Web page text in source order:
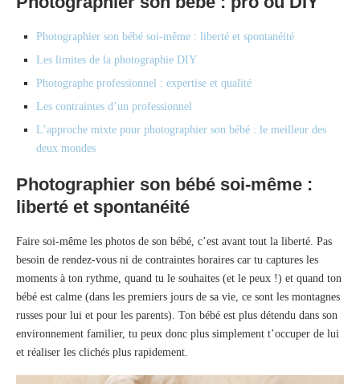
Photographier son bébé soi-même : liberté et spontanéité
Les limites de la photographie DIY
Photographe professionnel : expertise et qualité
Les contraintes d’un professionnel
L’approche mixte pour photographier son bébé : le meilleur des
deux mondes
Photographier son bébé soi-même :
liberté et spontanéité
Faire soi-même les photos de son bébé, c’est avant tout la liberté. Pas
besoin de rendez-vous ni de contraintes horaires car tu captures les
moments à ton rythme, quand tu le souhaites (et le peux !) et quand ton
bébé est calme (dans les premiers jours de sa vie, ce sont les montagnes
russes pour lui et pour les parents). Ton bébé est plus détendu dans son
environnement familier, tu peux donc plus simplement t’occuper de lui
et réaliser les clichés plus rapidement.